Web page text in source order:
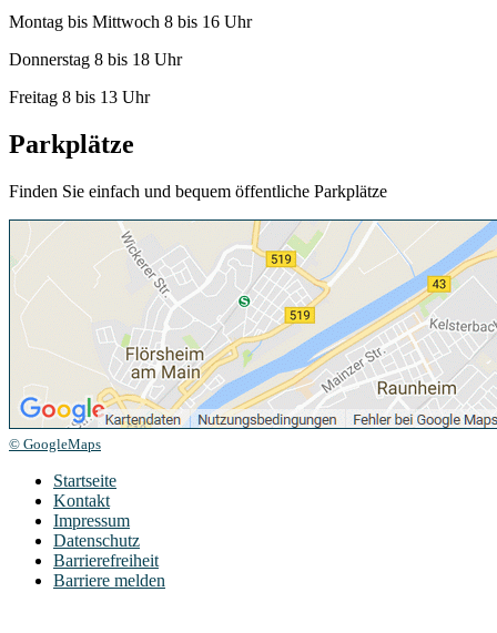
Montag bis Mittwoch 8 bis 16 Uhr
Donnerstag 8 bis 18 Uhr
Freitag 8 bis 13 Uhr
Parkplätze
Finden Sie einfach und bequem öffentliche Parkplätze
© GoogleMaps
Startseite
Kontakt
Impressum
Datenschutz
Barrierefreiheit
Barriere melden